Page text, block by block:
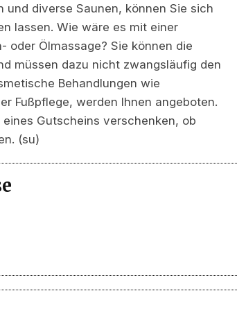
und diverse Saunen, können Sie sich
lassen. Wie wäre es mit einer
oder Ölmassage? Sie können die
müssen dazu nicht zwangsläufig den
Behandlungen wie
Fußpflege, werden Ihnen angeboten.
Gutscheins verschenken, ob
(su)